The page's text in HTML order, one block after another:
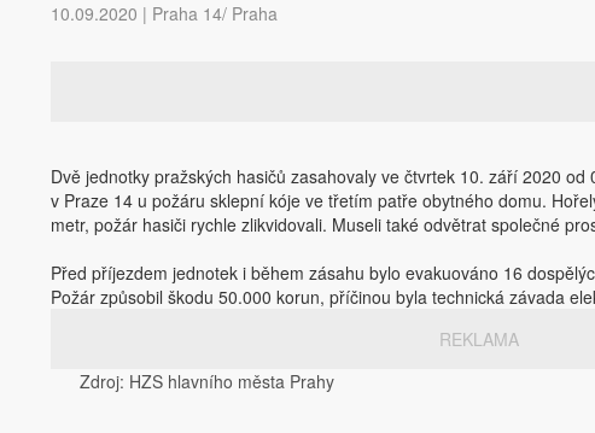
10.09.2020 | Praha 14/ Praha
Dvě jednotky pražských hasičů zasahovaly ve čtvrtek 10. září 2020
v Praze 14 u požáru sklepní kóje ve třetím patře obytného domu.
metr, požár hasiči rychle zlikvidovali. Museli také odvětrat společné
Před příjezdem jednotek i během zásahu bylo evakuováno 16
Požár způsobil škodu 50.000 korun, příčinou byla technická závada
REKLAMA
Zdroj: HZS hlavního města Prahy